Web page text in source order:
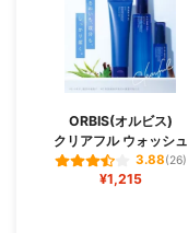
ORBIS(オルビス)
クリアフル ウォッシュ
3.88(26)
¥1,215